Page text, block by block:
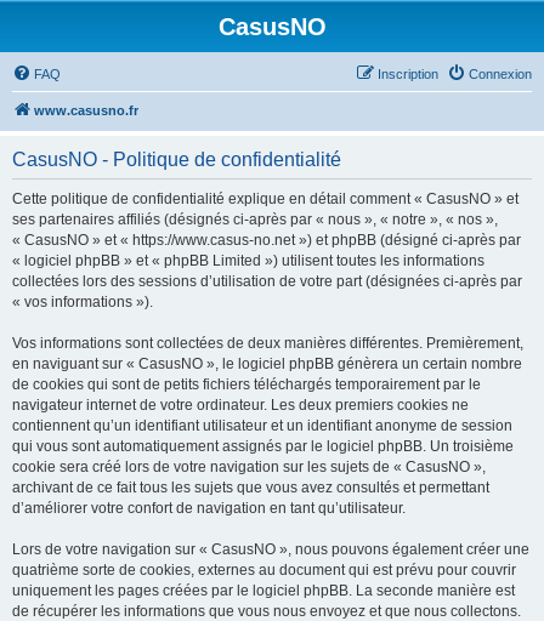
CasusNO
FAQ Connexion
Inscription
www.casusno.fr
CasusNO - Politique de confidentialité
Cette politique de confidentialité explique en détail comment « CasusNO » et
ses partenaires affiliés (désignés ci-après par « nous », « notre », « nos »,
« CasusNO » et « https://www.casus-no.net ») et phpBB (désigné ci-après par
« logiciel phpBB » et « phpBB Limited ») utilisent toutes les informations
collectées lors des sessions d’utilisation de votre part (désignées ci-après par
« vos informations »).
Vos informations sont collectées de deux manières différentes. Premièrement,
en naviguant sur « CasusNO », le logiciel phpBB génèrera un certain nombre
de cookies qui sont de petits fichiers téléchargés temporairement par le
navigateur internet de votre ordinateur. Les deux premiers cookies ne
contiennent qu’un identifiant utilisateur et un identifiant anonyme de session
qui vous sont automatiquement assignés par le logiciel phpBB. Un troisième
cookie sera créé lors de votre navigation sur les sujets de « CasusNO »,
archivant de ce fait tous les sujets que vous avez consultés et permettant
d’améliorer votre confort de navigation en tant qu’utilisateur.
Lors de votre navigation sur « CasusNO », nous pouvons également créer une
quatrième sorte de cookies, externes au document qui est prévu pour couvrir
uniquement les pages créées par le logiciel phpBB. La seconde manière est
de récupérer les informations que vous nous envoyez et que nous collectons.